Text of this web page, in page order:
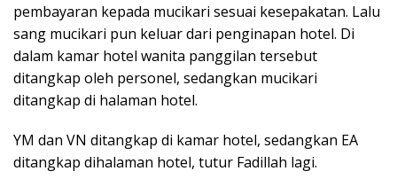
pembayaran kepada mucikari sesuai kesepakatan. Lalu
sang mucikari pun keluar dari penginapan hotel. Di
dalam kamar hotel wanita panggilan tersebut
ditangkap oleh personel, sedangkan mucikari
ditangkap di halaman hotel.
YM dan VN ditangkap di kamar hotel, sedangkan EA
ditangkap dihalaman hotel, tutur Fadillah lagi.